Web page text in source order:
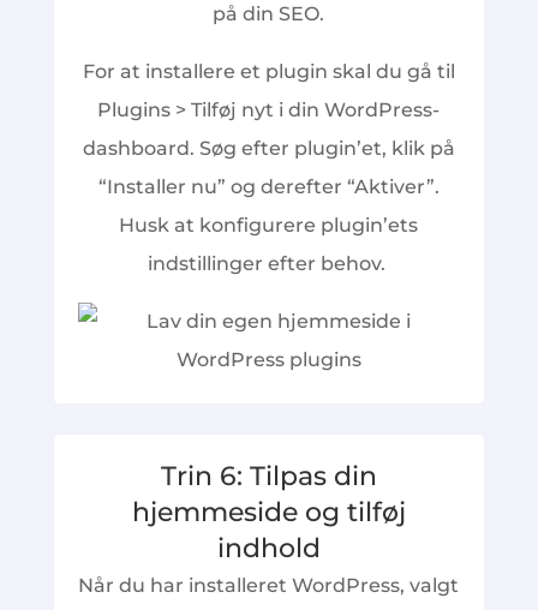
på din SEO.
For at installere et plugin skal du gå til
Plugins > Tilføj nyt i din WordPress-
dashboard. Søg efter plugin’et, klik på
“Installer nu” og derefter “Aktiver”.
Husk at konfigurere plugin’ets
indstillinger efter behov.
Trin 6: Tilpas din
hjemmeside og tilføj
indhold
Når du har installeret WordPress, valgt